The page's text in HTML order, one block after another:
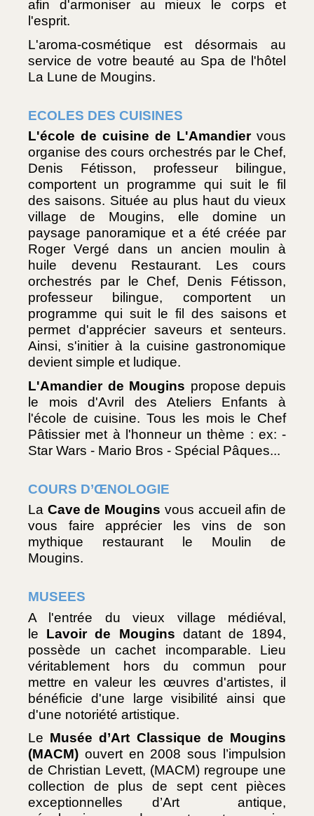
afin d'armoniser au mieux le corps et
l'esprit.
L'aroma-cosmétique est désormais au
service de votre beauté au Spa de l'hôtel
La Lune de Mougins.
ECOLES DES CUISINES
L'école de cuisine de L'Amandier vous
organise des cours orchestrés par le Chef,
Denis Fétisson, professeur bilingue,
comportent un programme qui suit le fil
des saisons. Située au plus haut du vieux
village de Mougins, elle domine un
paysage panoramique et a été créée par
Roger Vergé dans un ancien moulin à
huile devenu Restaurant. Les cours
orchestrés par le Chef, Denis Fétisson,
professeur bilingue, comportent un
programme qui suit le fil des saisons et
permet d'apprécier saveurs et senteurs.
Ainsi, s'initier à la cuisine gastronomique
devient simple et ludique.
L'Amandier de Mougins propose depuis
le mois d'Avril des Ateliers Enfants à
l'école de cuisine. Tous les mois le Chef
Pâtissier met à l'honneur un thème : ex: -
Star Wars - Mario Bros - Spécial Pâques...
COURS D’ŒNOLOGIE
La Cave de Mougins vous accueil afin de
vous faire apprécier les vins de son
mythique restaurant le Moulin de
Mougins.
MUSEES
A l'entrée du vieux village médiéval,
le Lavoir de Mougins datant de 1894,
possède un cachet incomparable. Lieu
véritablement hors du commun pour
mettre en valeur les œuvres d'artistes, il
bénéficie d'une large visibilité ainsi que
d'une notoriété artistique.
Le Musée d’Art Classique de Mougins
(MACM) ouvert en 2008 sous l’impulsion
de Christian Levett, (MACM) regroupe une
collection  de  plus  de  sept  cent  pièces
exceptionnelles d’Art  antique,